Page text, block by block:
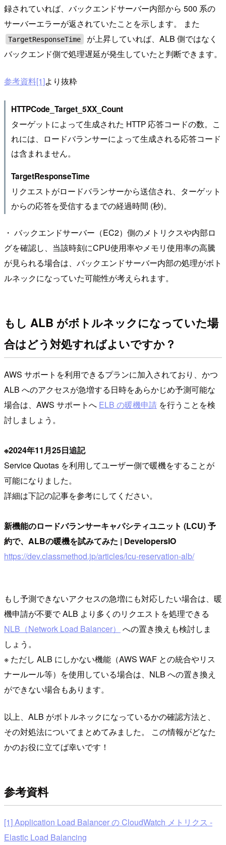
録されていれば、バックエンドサーバー内部から 500 系の
サーバーエラーが返されていたことを示します。 また
TargetResponseTime
が上昇していれば、ALB 側ではなく
バックエンド側で処理遅延が発生していたと判断できます。
参考資料[1]より抜粋
HTTPCode_Target_5XX_Count
ターゲットによって生成された HTTP 応答コードの数。こ
れには、ロードバランサーによって生成される応答コード
は含まれません。
TargetResponseTime
リクエストがロードバランサーから送信され、ターゲット
からの応答を受信するまでの経過時間 (秒)。
・ バックエンドサーバー（EC2）側のメトリクスや内部ロ
グを確認し、当該時刻にCPU使用率やメモリ使用率の高騰
が見られる場合は、バックエンドサーバー内部の処理がボト
ルネックになっていた可能性が考えられます。
もし ALB がボトルネックになっていた場
合はどう対処すればよいですか？
AWS サポートを利用できるプランに加入されており、かつ
ALB へのアクセスが急増する日時をあらかじめ予測可能な
場合は、AWS サポートへ ELB の暖機申請 を行うことを検
討しましょう。
※2024年11月25日追記
Service Quotas を利用してユーザー側で暖機をすることが
可能になりました。
詳細は下記の記事を参考にしてください。
新機能のロードバランサーキャパシティユニット (LCU) 予
約で、ALBの暖機を試みてみた | DevelopersIO
https://dev.classmethod.jp/articles/lcu-reservation-alb/
もし予測できないアクセスの急増にも対応したい場合は、暖
機申請が不要で ALB より多くのリクエストを処理できる
NLB（Network Load Balancer）
への置き換えも検討しま
しょう。
※ ただし ALB にしかない機能（AWS WAF との統合やリス
ナールール等）を使用している場合は、NLB への置き換え
ができない場合もあります。
以上、ALB がボトルネックになっているかの確認方法と、
その対処法についてまとめてみました。 この情報がどなた
かのお役に立てば幸いです！
参考資料
[1] Application Load Balancer の CloudWatch メトリクス -
Elastic Load Balancing